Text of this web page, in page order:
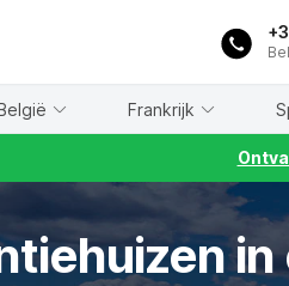
Frankrijk